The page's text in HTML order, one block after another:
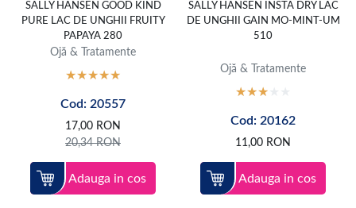
SALLY HANSEN GOOD KIND
PURE LAC DE UNGHII FRUITY
PAPAYA 280
Ojă & Tratamente
Cod: 20557
17,00 RON
20,34RON
Adauga in cos
SALLY HANSEN INSTA DRY LAC
DE UNGHII GAIN MO-MINT-UM
510
Ojă & Tratamente
Cod: 20162
11,00 RON
Adauga in cos